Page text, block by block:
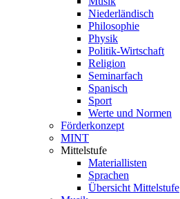
Niederländisch
Philosophie
Physik
Politik-Wirtschaft
Religion
Seminarfach
Spanisch
Sport
Werte und Normen
Förderkonzept
MINT
Mittelstufe
Materiallisten
Sprachen
Übersicht Mittelstufe